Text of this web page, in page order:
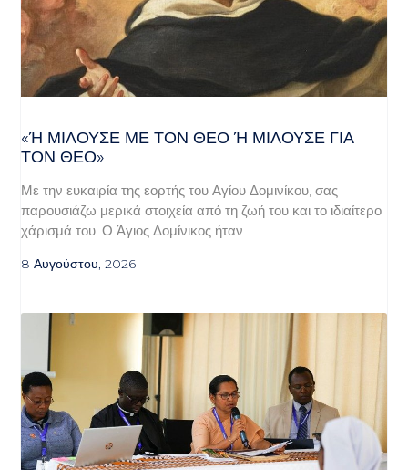
«Ή ΜΙΛΟΎΣΕ ΜΕ ΤΟΝ ΘΕΌ Ή ΜΙΛΟΎΣΕ ΓΙΑ ΤΟ
Ν ΘΕΌ»
Με την ευκαιρία της εορτής του Αγίου Δομινίκου, σας
παρουσιάζω μερικά στοιχεία από τη ζωή του και το ιδιαίτερο
χάρισμά του. Ο Άγιος Δομίνικος ήταν
8 Αυγούστου, 2026